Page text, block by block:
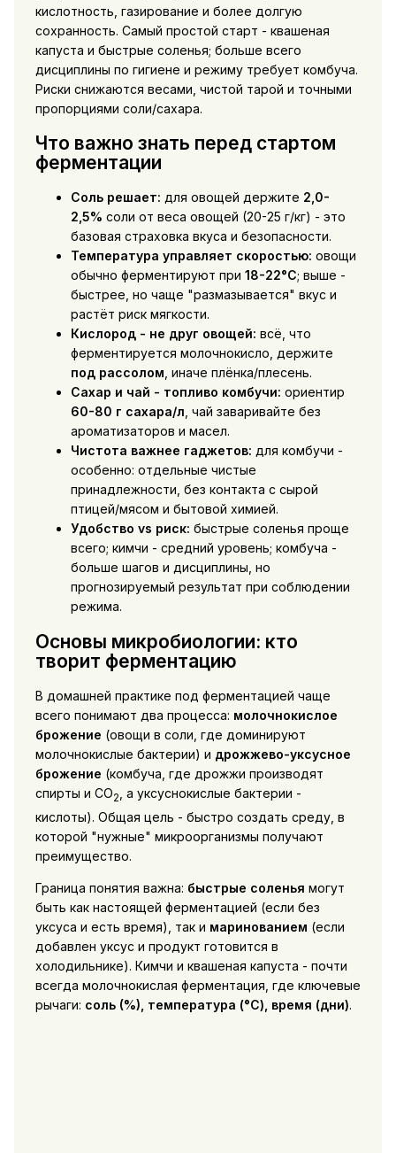
кислотность, газирование и более долгую
сохранность. Самый простой старт - квашеная
капуста и быстрые соленья; больше всего
дисциплины по гигиене и режиму требует комбуча.
Риски снижаются весами, чистой тарой и точными
пропорциями соли/сахара.
Что важно знать перед стартом
ферментации
Соль решает: для овощей держите 2,0-
2,5% соли от веса овощей (20-25 г/кг) - это
базовая страховка вкуса и безопасности.
Температура управляет скоростью: овощи
обычно ферментируют при 18-22°C; выше -
быстрее, но чаще "размазывается" вкус и
растёт риск мягкости.
Кислород - не друг овощей: всё, что
ферментируется молочнокисло, держите
под рассолом , иначе плёнка/плесень.
Сахар и чай - топливо комбучи: ориентир
60-80 г сахара/л , чай заваривайте без
ароматизаторов и масел.
Чистота важнее гаджетов: для комбучи -
особенно: отдельные чистые
принадлежности, без контакта с сырой
птицей/мясом и бытовой химией.
Удобство vs риск: быстрые соленья проще
всего; кимчи - средний уровень; комбуча -
больше шагов и дисциплины, но
прогнозируемый результат при соблюдении
режима.
Основы микробиологии: кто
творит ферментацию
В домашней практике под ферментацией чаще
всего понимают два процесса: молочнокислое
брожение (овощи в соли, где доминируют
молочнокислые бактерии) и дрожжево-уксусное
брожение (комбуча, где дрожжи производят
спирты и CO2
, а уксуснокислые бактерии -
кислоты). Общая цель - быстро создать среду, в
которой "нужные" микроорганизмы получают
преимущество.
Граница понятия важна: быстрые соленья могут
быть как настоящей ферментацией (если без
уксуса и есть время), так и маринованием (если
добавлен уксус и продукт готовится в
холодильнике). Кимчи и квашеная капуста - почти
всегда молочнокислая ферментация, где ключевые
рычаги: соль (%), температура (°C), время (дни).